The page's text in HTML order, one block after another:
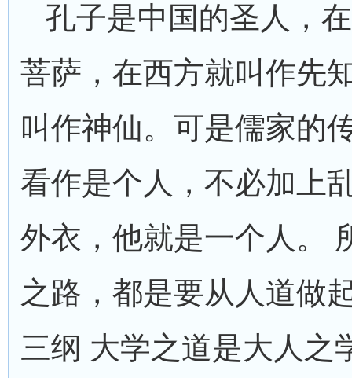
孔子是中国的圣人，
菩萨，在西方就叫作先
叫作神仙。可是儒家的
看作是个人，不必加上
外衣，他就是一个人。
之路，都是要从人道做
三纲 大学之道是大人之